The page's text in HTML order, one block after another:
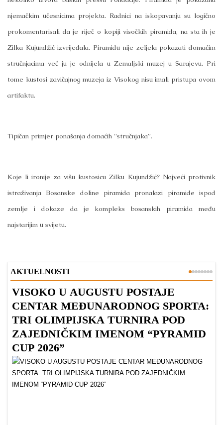
njemačkim učesnicima projekta. Radnici na iskopavanju su logično
prokomentarisali da je riječ o kopiji visočkih piramida, na sta ih je
Zilka Kujundžić izvrijeđala. Piramidu nije zeljela pokazati domaćim
stručnjacima već ju je odnijela u Zemaljski muzej u Sarajevu. Pri
tome kustosi zavičajnog muzeja iz Visokog nisu imali pristupa ovom
artifaktu.
Tipičan primjer ponašanja domaćih “stručnjaka”.
Koje li ironije za višu kustosicu Zilku Kujundžić? Najveći protivnik
istraživanja Bosanske doline piramida pronalazi piramide ispod
zemlje i dokaze da je kompleks bosanskih piramida među
najstarijim u svijetu.
AKTUELNOSTI
VISOKO U AUGUSTU POSTAJE
CENTAR MEĐUNARODNOG SPORTA:
TRI OLIMPIJSKA TURNIRA POD
ZAJEDNIČKIM IMENOM “PYRAMID
CUP 2026”